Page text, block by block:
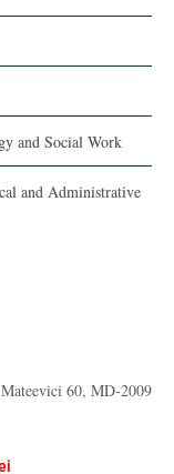
and Social Work
and Administrative
60, MD-2009